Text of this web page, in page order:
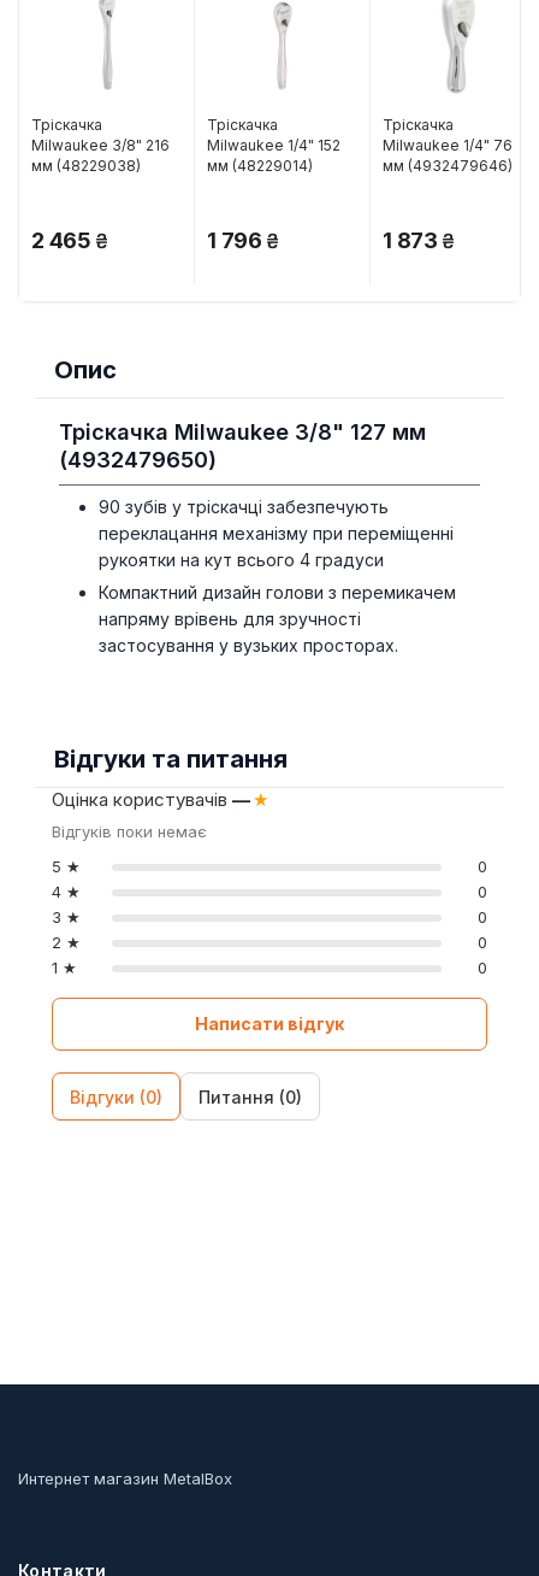
Тріскачка
Milwaukee 3/8" 216
мм (48229038)
2 465
Тріскачка
Milwaukee 1/4" 152
мм (48229014)
1 796
Тріскачка
Milwaukee 1/4" 76
мм (4932479646)
1 873
Опис
Тріскачка Milwaukee 3/8" 127 мм
(4932479650)
90 зубів у тріскачці забезпечують
переклацання механізму при переміщенні
рукоятки на кут всього 4 градуси
Компактний дизайн голови з перемикачем
напряму врівень для зручності
застосування у вузьких просторах.
Відгуки та питання
Оцінка користувачів —★
Відгуків поки немає
5 ★
0
4 ★
0
3 ★
0
2 ★
0
1 ★
0
Написати відгук
Відгуки (0) Питання (0)
Интернет магазин MetalBox
Контакти